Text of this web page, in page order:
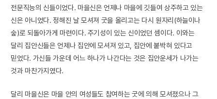
전문직능의 신들이었다. 마을신은 언제나 마을에 깃들여 상주하고 있는
신은 아니었다. 정해진 날 모셔져 굿을 올리고는 다시 원자리(하늘이나
숲)로 되돌아가게 마련이다. 주기성이 있는 신이었던 셈이다. 이와는
달리 집안신들은 언제나 집안에 모셔져 있고, 집안에 붙박혀 있다고
믿었다. 가신들 가운데 어느 하나가 나간다는 것은 집안운세가 나가는
것과 마찬가지였다.
달리 마을신은 마을 안의 여성들도 참여하는 굿에 의해 모셔졌으나 그